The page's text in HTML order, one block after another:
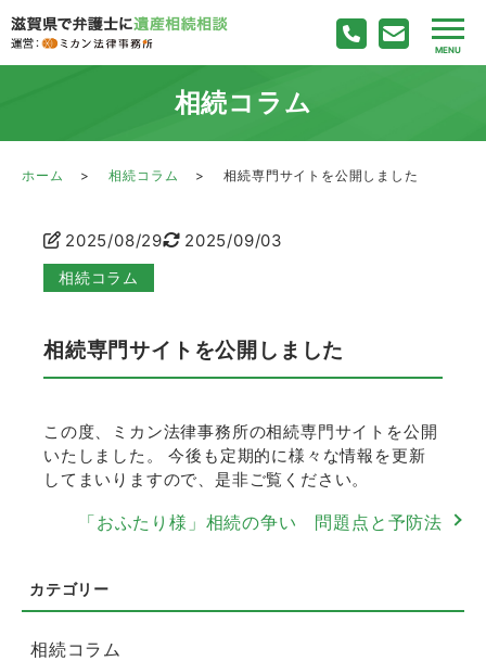
相続コラム
ホーム 相続コラム 相続専門サイトを公開しました
2025/08/29 2025/09/03
相続コラム
相続専門サイトを公開しました
この度、ミカン法律事務所の相続専門サイトを公開
いたしました。 今後も定期的に様々な情報を更新
してまいりますので、是非ご覧ください。
「おふたり様」相続の争い 問題点と予防法
相続コラム